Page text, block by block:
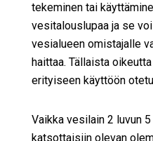
tekeminen tai
vesitalouslupaa ja se
vesialueen omistajalle
haittaa. Tällaista
erityiseen käyttöön
Vaikka vesilain 2 luvun
katsottaisiin olevan